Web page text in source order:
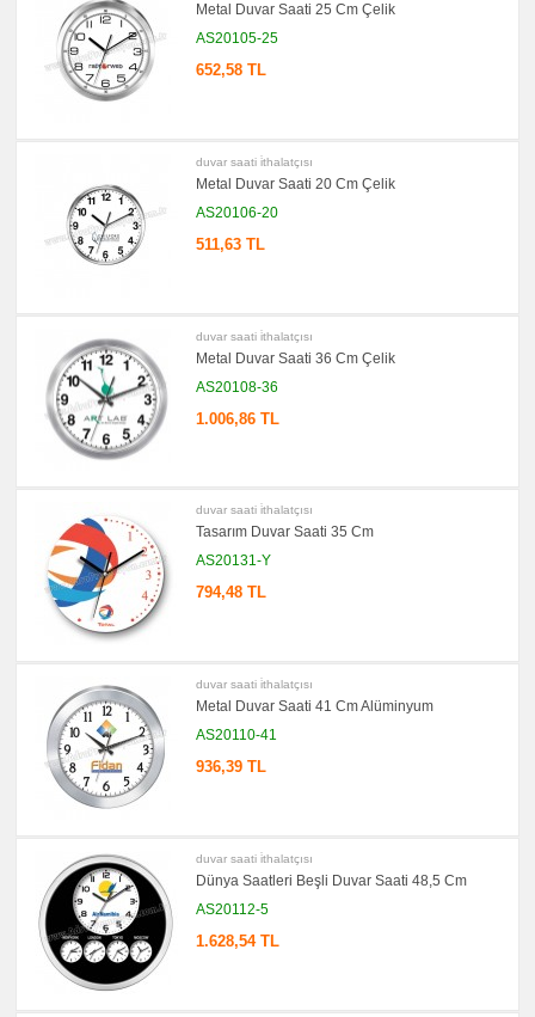
Metal Duvar Saati 25 Cm Çelik
AS20105-25
652,58 TL
duvar saati i̇thalatçısı
Metal Duvar Saati 20 Cm Çelik
AS20106-20
511,63 TL
duvar saati i̇thalatçısı
Metal Duvar Saati 36 Cm Çelik
AS20108-36
1.006,86 TL
duvar saati i̇thalatçısı
Tasarım Duvar Saati 35 Cm
AS20131-Y
794,48 TL
duvar saati i̇thalatçısı
Metal Duvar Saati 41 Cm Alüminyum
AS20110-41
936,39 TL
duvar saati i̇thalatçısı
Dünya Saatleri Beşli Duvar Saati 48,5 Cm
AS20112-5
1.628,54 TL
Sekreter
Bloknot
promosyon
Masa
Seti
Notluk
Seti
&
Not
Tutucu
promosyon
Diğer
Ürünler